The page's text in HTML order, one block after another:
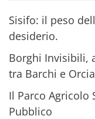
Sisifo: il peso
desiderio.
Borghi Invisibili,
tra Barchi e
Il Parco Agricolo
Pubblico